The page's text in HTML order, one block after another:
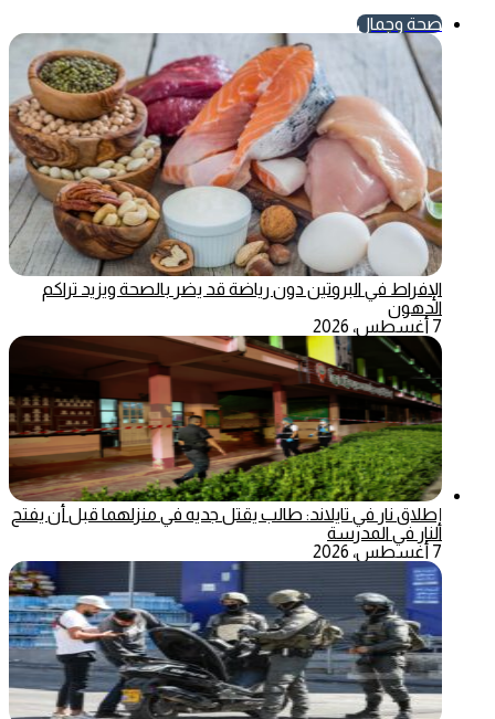
صحة وجمال
الإفراط في البروتين دون رياضة قد يضر بالصحة ويزيد تراكم
الدهون
7 أغسطس، 2026
إطلاق نار في تايلاند: طالب يقتل جديه في منزلهما قبل أن يفتح
النار في المدرسة
7 أغسطس، 2026